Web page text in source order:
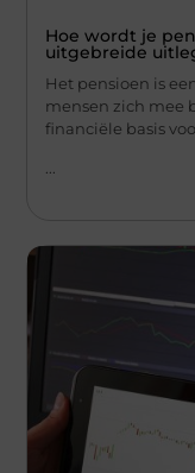
Hoe wordt je
uitgebreide
Het pensioen is
mensen zich mee
financiële basis
...